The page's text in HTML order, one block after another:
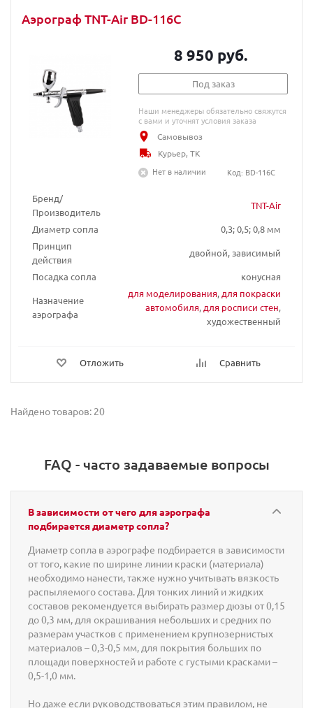
Аэрограф TNT-Air BD-116C
Бренд/
Производитель
TNT-Air
Диаметр сопла
0,3; 0,5; 0,8 мм
Принцип
действия
двойной, зависимый
Посадка сопла
конусная
Назначение
аэрографа
для моделирования, для покраски
автомобиля, для росписи стен,
художественный
Отложить Сравнить
8 950 руб.
Под заказ
Наши менеджеры обязательно свяжутся
с вами и уточнят условия заказа
Самовывоз
Курьер, ТК
Нет в наличии
Код: BD-116C
Найдено товаров: 20
FAQ - часто задаваемые вопросы
В зависимости от чего для аэрографа
подбирается диаметр сопла?
Диаметр сопла в аэрографе подбирается в зависимости
от того, какие по ширине линии краски (материала)
необходимо нанести, также нужно учитывать вязкость
распыляемого состава. Для тонких линий и жидких
составов рекомендуется выбирать размер дюзы от 0,15
до 0,3 мм, для окрашивания небольших и средних по
размерам участков с применением крупнозернистых
материалов – 0,3-0,5 мм, для покрытия больших по
площади поверхностей и работе с густыми красками –
0,5-1,0 мм.
Но даже если руководствоваться этим правилом, не